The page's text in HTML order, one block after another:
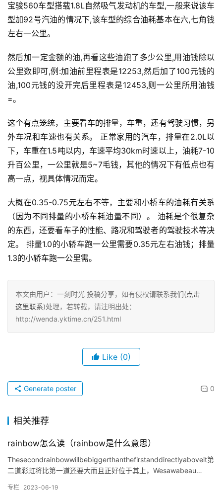
宝骏560车型搭载1.8L自然吸气发动机的车型,一般来说该车
型加92号汽油的情况下,该车型的综合油耗基本在六,七角钱
左右一公里。
然后加一定金额的油,再看这些油跑了多少公里,用油钱除以
公里数即可,例:加油前里程表是12253,然后加了100元钱的
油,100元钱的没开完后里程表是12453,则一公里所用油钱
=。
这个有点笼统，主要看车的排量，车重，还有驾驶习惯，另
外车况和车速也有关系。 正常家用的汽车，排量在2.0L以
下，车重在1.5吨以内，车速平均30km时速以上，油耗7-10
升百公里，一公里就是5~7毛钱，其他的情况下有低点也有
高一点，视具体情况而定。
大概在0.35-0.75元左右不等，主要和小桥车的油耗有关系
（因为不同排量的小桥车耗油量不同）。 油耗是个很复杂
的东西，还要看车子的性能、路况和驾驶者的驾驶技术等决
定。 排量1.0的小轿车跑一公里需要0.35元左右油钱；排量
1.3的小轿车跑一公里需。
本文由用户：一刻时光 投稿分享，如有侵权请联系我们(点击
这里联系)处理，若转载，请注明出处：
http://wenda.yktime.cn/251.html
Like (0)
0
Generate poster
相关推荐
rainbow怎么读（rainbow是什么意思）
Thesecondrainbowwillbebiggerthanthefirstanddirectlyaboveit第
二道彩虹将比第一道还要大而且正好位于其上，Wesawabeau…
专栏 2023-06-19